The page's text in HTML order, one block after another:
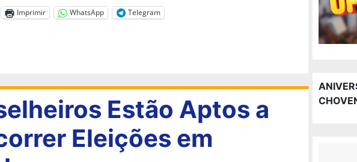
Imprimir WhatsApp Telegram
Estão Aptos a
Eleições em